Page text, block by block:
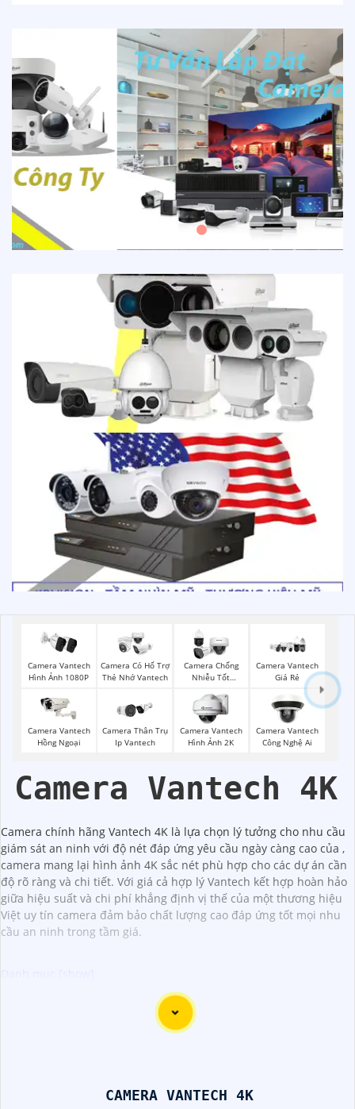
Camera Vantech
Hình Ảnh 1080P
Camera Có Hổ Trợ
Thẻ Nhớ Vantech
Camera Chống
Nhiễu Tốt
Camera Vantech
Giá Rẻ
Camera Vantech
Hồng Ngoại
Camera Thân Trụ
Ip Vantech
Camera Vantech
Hình Ảnh 2K
Camera Vantech
Công Nghệ Ai
Camera Vantech 4K
Camera chính hãng Vantech 4K là lựa chọn lý tưởng cho nhu cầu
giám sát an ninh với độ nét đáp ứng yêu cầu ngày càng cao của ,
camera mang lại hình ảnh 4K sắc nét phù hợp cho các dự án cần
độ rõ ràng và chi tiết. Với giá cả hợp lý Vantech kết hợp hoàn hảo
giữa hiệu suất và chi phí khẳng định vị thế của một thương hiệu
Việt uy tín camera đảm bảo chất lượng cao đáp ứng tốt mọi nhu
cầu an ninh trong tầm giá.
Camera Vantech là một thương hiệu camera an ninh hàng
đầu tại Việt Nam, chúng được thiết kế với công nghệ hiện
CAMERA VANTECH 4K